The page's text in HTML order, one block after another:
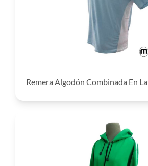
Remera Algodón Combinada En